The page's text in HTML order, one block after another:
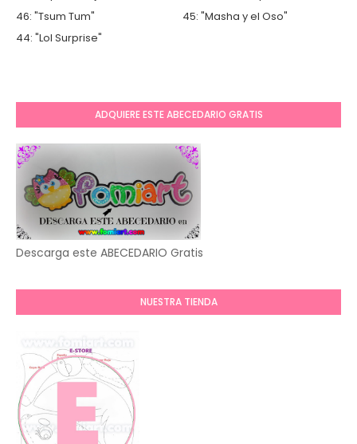
46: "Tsum Tum"
45: "Masha y el Oso"
44: "Lol Surprise"
ADQUIERE ESTE ABECEDARIO GRATIS
Descarga este ABECEDARIO Gratis
NUESTRA TIENDA